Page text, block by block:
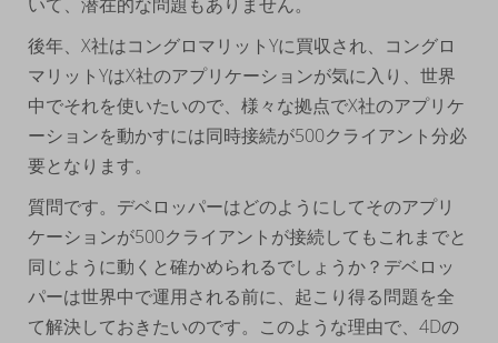
後年、X社はコングロマリットYに買収され、コングロ
マリットYはX社のアプリケーションが気に入り、世界
中でそれを使いたいので、様々な拠点でX社のアプリケ
ーションを動かすには同時接続が500クライアント分必
要となります。
質問です。デベロッパーはどのようにしてそのアプリ
ケーションが500クライアントが接続してもこれまでと
同じように動くと確かめられるでしょうか？デベロッ
パーは世界中で運用される前に、起こり得る問題を全
て解決しておきたいのです。このような理由で、4Dの